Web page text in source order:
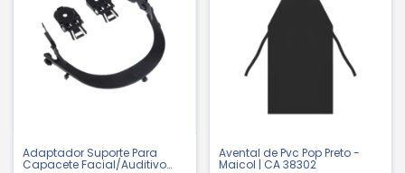
Adaptador Suporte Para
Capacete Facial/Auditivo
Avental de Pvc Pop Preto -
Maicol | CA 38302